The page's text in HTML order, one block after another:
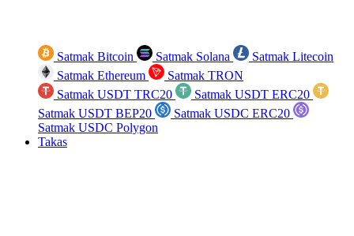
Satmak Bitcoin Satmak Solana
Satmak Litecoin
Satmak Ethereum
Satmak TRON
Satmak USDT TRC20
Satmak USDT ERC20
Satmak USDT BEP20
Satmak USDC ERC20
Satmak USDC Polygon
Takas